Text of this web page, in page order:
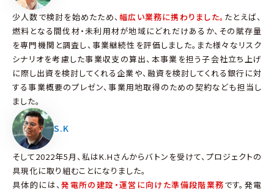
少人数で検討を始めたため、 幅広い業務に携わりました。 たとえば、
燃料となる間伐材・未利用材が地域にどれだけあるか、その賦存量
を専門機関と調査し、事業継続性を評価しました。また様々なリスク
シナリオを考慮した事業収支の算出、本事業を担う子会社立ち上げ
に際し出資を検討してくれる企業や、融資を検討してくれる銀行に対
する事業概要のプレゼン、事業用地取得のための契約なども担当し
ました。
S.K
そして2022年5月、私はK.Hさんからバトンを受けて、プロジェクトの
具現化に取り組むことになりました。
具体的には、発電所の建設・運営に向けた準備段階業務です。発電